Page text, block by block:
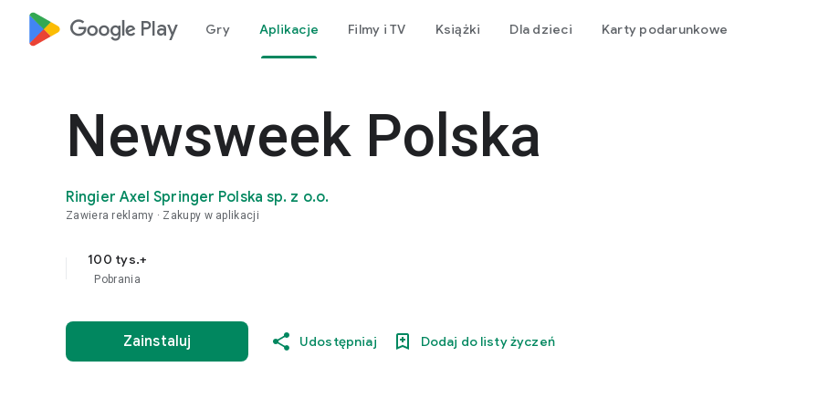
google_logo Play Gry Aplikacje Filmy i TV Książki Dla dzieci Karty podarunkowe
Newsweek Polska
Ringier Axel Springer Polska sp. z o.o.
Zawiera reklamy Zakupy w aplikacji
100 tys.+
Pobrania
Zainstaluj Udostępniaj Dodaj do listy życzeń